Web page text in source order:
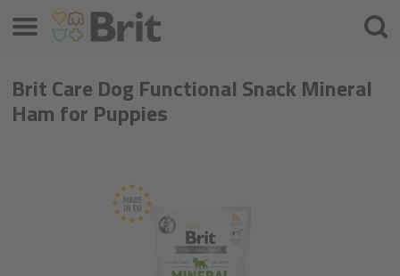
Brit Care Dog Functional Snack Mineral
Ham for Puppies
Menüü